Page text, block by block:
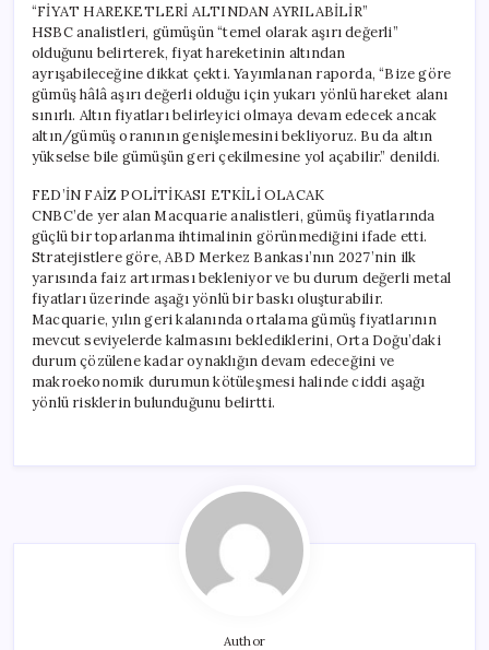
“FİYAT HAREKETLERİ ALTINDAN AYRILABİLİR”
HSBC analistleri, gümüşün “temel olarak aşırı değerli”
olduğunu belirterek, fiyat hareketinin altından
ayrışabileceğine dikkat çekti. Yayımlanan raporda, “Bize göre
gümüş hâlâ aşırı değerli olduğu için yukarı yönlü hareket alanı
sınırlı. Altın fiyatları belirleyici olmaya devam edecek ancak
altın/gümüş oranının genişlemesini bekliyoruz. Bu da altın
yükselse bile gümüşün geri çekilmesine yol açabilir.” denildi.
FED’İN FAİZ POLİTİKASI ETKİLİ OLACAK
CNBC’de yer alan Macquarie analistleri, gümüş fiyatlarında
güçlü bir toparlanma ihtimalinin görünmediğini ifade etti.
Stratejistlere göre, ABD Merkez Bankası’nın 2027’nin ilk
yarısında faiz artırması bekleniyor ve bu durum değerli metal
fiyatları üzerinde aşağı yönlü bir baskı oluşturabilir.
Macquarie, yılın geri kalanında ortalama gümüş fiyatlarının
mevcut seviyelerde kalmasını beklediklerini, Orta Doğu’daki
durum çözülene kadar oynaklığın devam edeceğini ve
makroekonomik durumun kötüleşmesi halinde ciddi aşağı
yönlü risklerin bulunduğunu belirtti.
Author